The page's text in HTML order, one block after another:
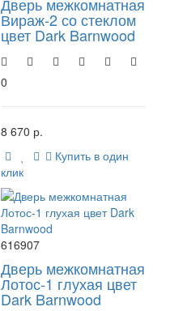
Вираж-2 со стеклом
цвет Dark Barnwood
0
8 670 р.
Купить в один
клик
616907
Дверь межкомнатная
Лотос-1 глухая цвет
Dark Barnwood